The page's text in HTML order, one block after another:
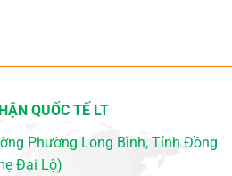
QUỐC TẾ LT
Phường Long Bình, Tỉnh Đồng
Đại Lộ)